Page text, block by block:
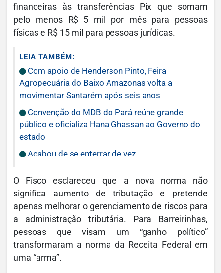
financeiras às transferências Pix que somam
pelo menos R$ 5 mil por mês para pessoas
físicas e R$ 15 mil para pessoas jurídicas.
LEIA TAMBÉM:
Com apoio de Henderson Pinto, Feira
Agropecuária do Baixo Amazonas volta a
movimentar Santarém após seis anos
Convenção do MDB do Pará reúne grande
público e oficializa Hana Ghassan ao Governo do
estado
Acabou de se enterrar de vez
O Fisco esclareceu que a nova norma não
significa aumento de tributação e pretende
apenas melhorar o gerenciamento de riscos para
a administração tributária. Para Barreirinhas,
pessoas que visam um “ganho político”
transformaram a norma da Receita Federal em
uma “arma”.